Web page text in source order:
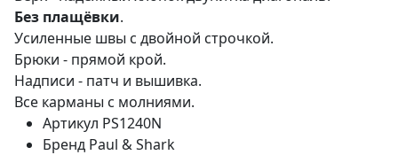
Без плащёвки.
Усиленные швы с двойной строчкой.
Брюки - прямой крой.
Надписи - патч и вышивка.
Все карманы с молниями.
Артикул PS1240N
Бренд Paul & Shark